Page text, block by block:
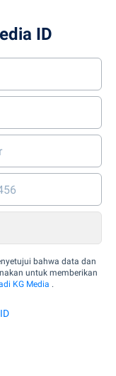
ID
bahwa data dan
untuk memberikan
KG Media .